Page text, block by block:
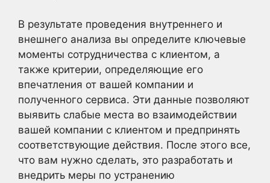
В результате проведения внутреннего и
внешнего анализа вы определите ключевые
моменты сотрудничества с клиентом, а
также критерии, определяющие его
впечатления от вашей компании и
полученного сервиса. Эти данные позволяют
выявить слабые места во взаимодействии
вашей компании с клиентом и предпринять
соответствующие действия. После этого все,
что вам нужно сделать, это разработать и
внедрить меры по устранению